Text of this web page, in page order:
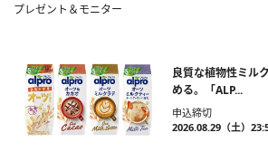
プレゼント＆モニター
良質な植物性ミル
める。「ALP...
申込締切
2026.08.29（土）